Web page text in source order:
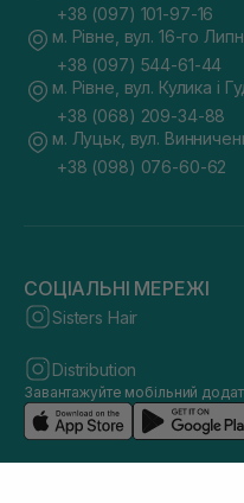
+38 (097) 101-97-16
м. Рівне, вул. 16-го
+38 (097) 544-61-44
м. Рівне, вул. Кулика і
+38 (068) 209-34-88
м. Луцьк, вул.
+38 (098) 076-60-62
СОЦІАЛЬНІ МЕРЕЖІ
Sisters Hair
Distribution
Завантажуйте мобільний